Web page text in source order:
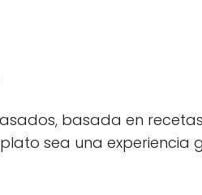
basada en
sea una experiencia